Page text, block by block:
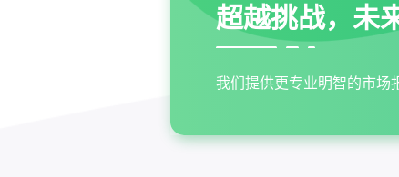
超越挑战，未
我们提供更专业明智的市场